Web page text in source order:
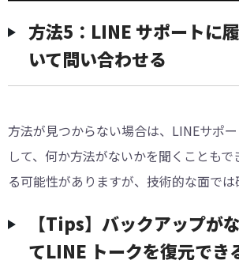
方法5：LINE サポートに
いて問い合わせる
方法が見つからない場合は、LINEサポ
して、何か方法がないかを聞くことも
る可能性がありますが、技術的な面では
【Tips】バックアップが
てLINE トークを復元で